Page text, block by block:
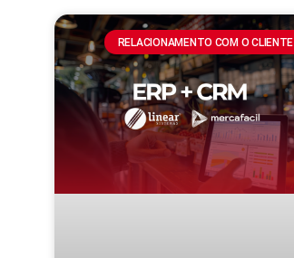
RELACIONAMENTO COM O CLIENTE